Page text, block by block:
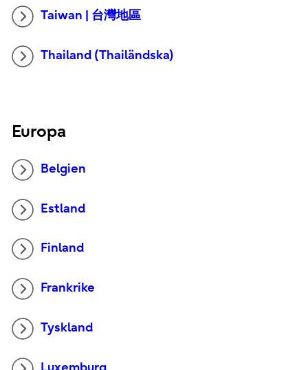
Taiwan | 台灣地區
Thailand (Thailändska)
Europa
Belgien
Estland
Finland
Frankrike
Tyskland